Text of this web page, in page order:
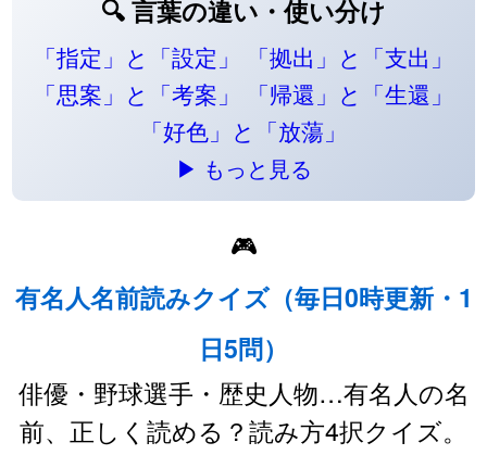
🔍 言葉の違い・使い分け
「指定」と「設定」
「拠出」と「支出」
「思案」と「考案」
「帰還」と「生還」
「好色」と「放蕩」
▶ もっと見る
🎮
有名人名前読みクイズ（毎日0時更新・1
日5問）
俳優・野球選手・歴史人物…有名人の名
前、正しく読める？読み方4択クイズ。